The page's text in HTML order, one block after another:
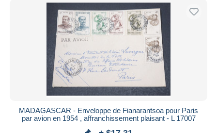
MADAGASCAR - Enveloppe de Fianarantsoa pour Paris
par avion en 1954 , affranchissement plaisant - L 17007